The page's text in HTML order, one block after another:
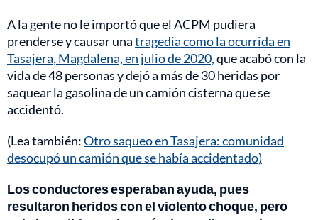
A la gente no le importó que el ACPM pudiera
prenderse y causar unatragedia como la ocurrida en
Tasajera, Magdalena, en julio de 2020,que acabó con la
vida de 48 personas y dejó a más de 30 heridas por
saquear la gasolina de un camión cisterna que se
accidentó.
(Lea también:Otro saqueo en Tasajera: comunidad
desocupó un camión que se había accidentado)
Los conductores esperaban ayuda, pues
resultaron heridos con el violento choque, pero